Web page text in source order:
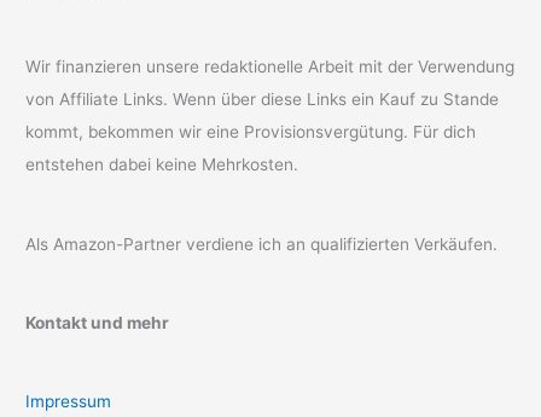
Wir finanzieren unsere redaktionelle Arbeit mit der Verwendung
von Affiliate Links. Wenn über diese Links ein Kauf zu Stande
kommt, bekommen wir eine Provisionsvergütung. Für dich
entstehen dabei keine Mehrkosten.
Als Amazon-Partner verdiene ich an qualifizierten Verkäufen.
Kontakt und mehr
Impressum